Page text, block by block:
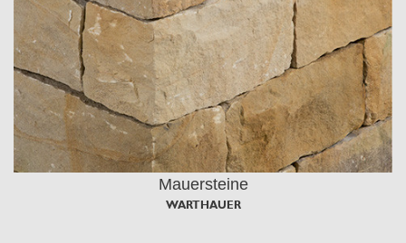
Mauersteine
WARTHAUER